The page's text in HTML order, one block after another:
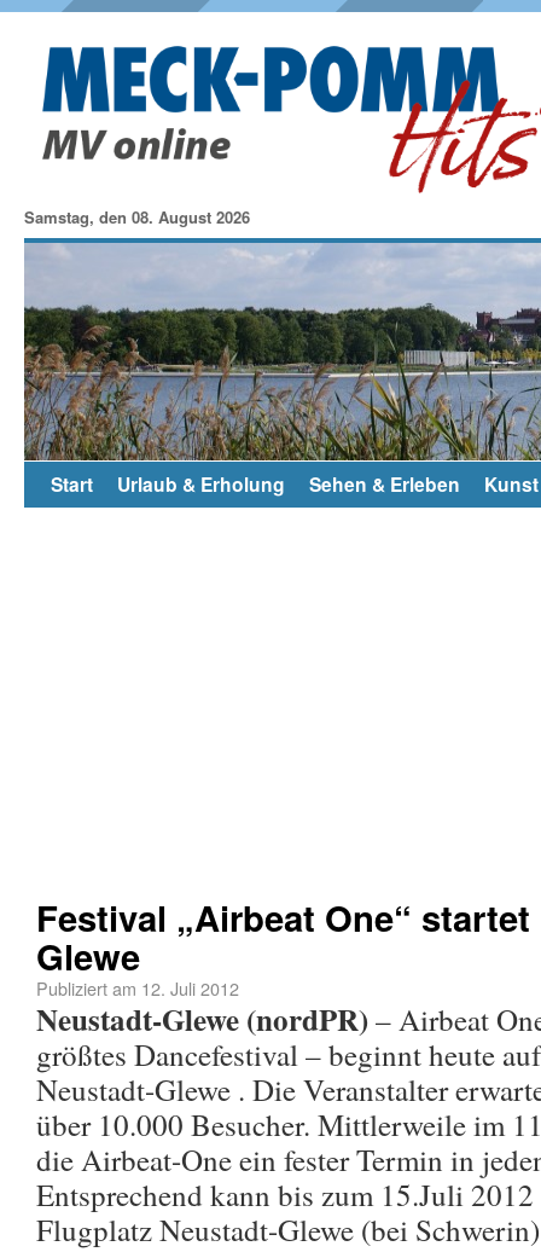
Samstag, den 08. August 2026
Start Urlaub & Erholung Sehen & Erleben
Festival „Airbeat One“
Glewe
Publiziert am 12. Juli 2012
Neustadt-Glewe (nordPR)– Airbeat
größtes Dancefestival – beginnt heute
Neustadt-Glewe . Die Veranstalter
über 10.000 Besucher. Mittlerweile im
die Airbeat-One ein fester Termin in
Entsprechend kann bis zum 15.Juli
Flugplatz Neustadt-Glewe (bei